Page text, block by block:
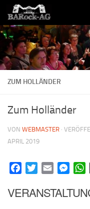
Skip to content
ZUM HOLLÄNDER
Zum Holländer
VON WEBMASTER ·
APRIL 2019
FacebookTwitterEmail